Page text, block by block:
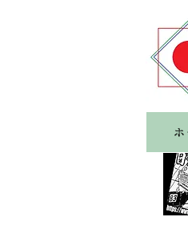
ホ